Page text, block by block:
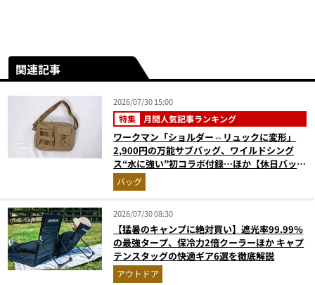
関連記事
2026/07/30 15:00
特集 月間人気記事ランキング
ワークマン「ショルダー⇔リュックに変形」
2,900円の万能サブバッグ、ワイルドシング
ス“水に強い”初コラボ付録…ほか【休日バッグ
の人気記事ランキングベスト3】（2026年6月
版）
バッグ
2026/07/30 08:30
【猛暑のキャンプに絶対買い】遮光率99.99％
の最強タープ、保冷力2倍クーラーほか キャプ
テンスタッグの快適ギア6選を徹底解説
アウトドア